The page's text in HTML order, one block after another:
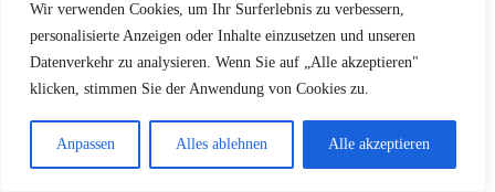
Wir verwenden Cookies, um Ihr Surferlebnis zu verbessern,
personalisierte Anzeigen oder Inhalte einzusetzen und unseren
Datenverkehr zu analysieren. Wenn Sie auf „Alle akzeptieren"
klicken, stimmen Sie der Anwendung von Cookies zu.
Anpassen Alles ablehnen Alle akzeptieren
Wichtig:Konsens und Komfort stehen über
oft nachhaltig.